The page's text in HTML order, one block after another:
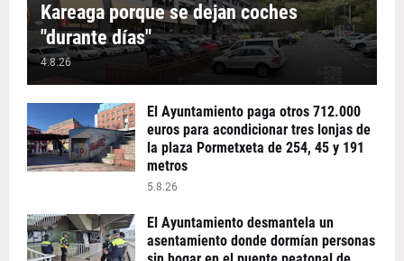
Kareaga porque se dejan coches
"durante días"
4.8.26
El Ayuntamiento paga otros 712.000
euros para acondicionar tres lonjas de
la plaza Pormetxeta de 254, 45 y 191
metros
5.8.26
El Ayuntamiento desmantela un
asentamiento donde dormían personas